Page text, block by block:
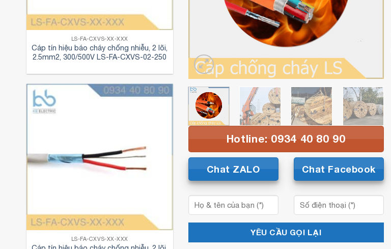
LS-FA-CXVS-XX-XXX
Cáp tín hiệu báo cháy chống nhiễu, 2 lõi,
2.5mm2, 300/500V LS-FA-CXVS-02-250
LS-FA-CXVS-XX-XXX
Hotline: 0934 40 80 90
Chat ZALO Chat Facebook